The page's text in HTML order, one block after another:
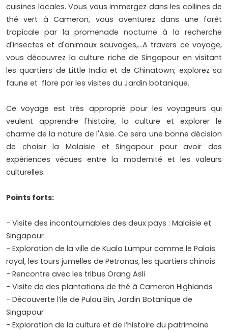
cuisines locales. Vous vous immergez dans les collines de
thé vert à Cameron, vous aventurez dans une forêt
tropicale par la promenade nocturne à la recherche
d'insectes et d'animaux sauvages,…A travers ce voyage,
vous découvrez la culture riche de Singapour en visitant
les quartiers de Little India et de Chinatown; explorez sa
faune et flore par les visites du Jardin botanique.
Ce voyage est très approprié pour les voyageurs qui
veulent apprendre l'histoire, la culture et explorer le
charme de la nature de l'Asie. Ce sera une bonne décision
de choisir la Malaisie et Singapour pour avoir des
expériences vécues entre la modernité et les valeurs
culturelles.
Points forts:
- Visite des incontournables des deux pays : Malaisie et
Singapour
- Exploration de la ville de Kuala Lumpur comme le Palais
royal, les tours jumelles de Petronas, les quartiers chinois.
- Rencontre avec les tribus Orang Asli
- Visite de des plantations de thé à Cameron Highlands
- Découverte l’ile de Pulau Bin, Jardin Botanique de
Singapour
- Exploration de la culture et de l’histoire du patrimoine